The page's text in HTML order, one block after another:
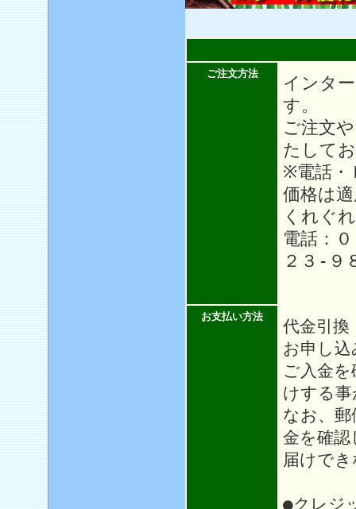
ご注文方法
インタ
す。
ご注文
たして
※電話・
価格は
くれぐ
電話：
２３-９
お支払い方法
代金引
お申し
ご入金
けする
なお、
金を確
届けで
●クレジ